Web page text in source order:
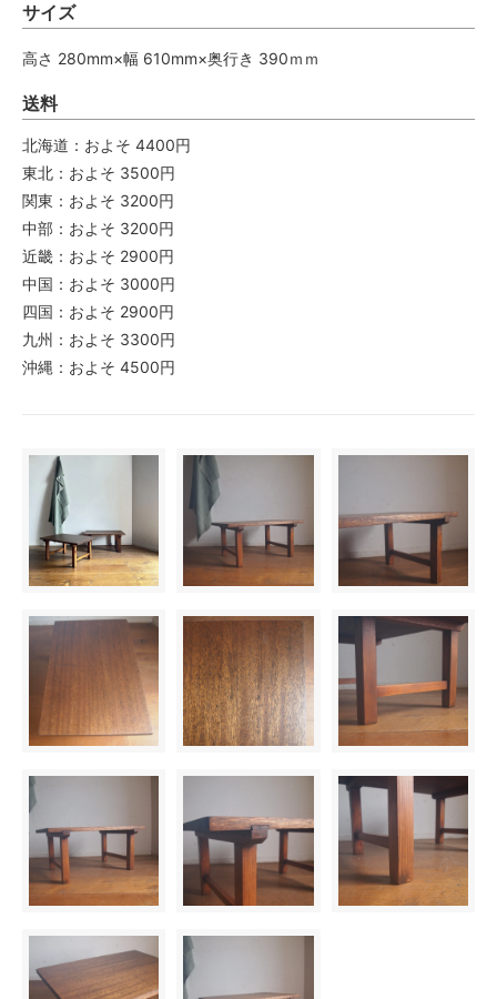
サイズ
高さ 280mm×幅 610mm×奥行き 390ｍｍ
送料
北海道：およそ 4400円
東北：およそ 3500円
関東：およそ 3200円
中部：およそ 3200円
近畿：およそ 2900円
中国：およそ 3000円
四国：およそ 2900円
九州：およそ 3300円
沖縄：およそ 4500円